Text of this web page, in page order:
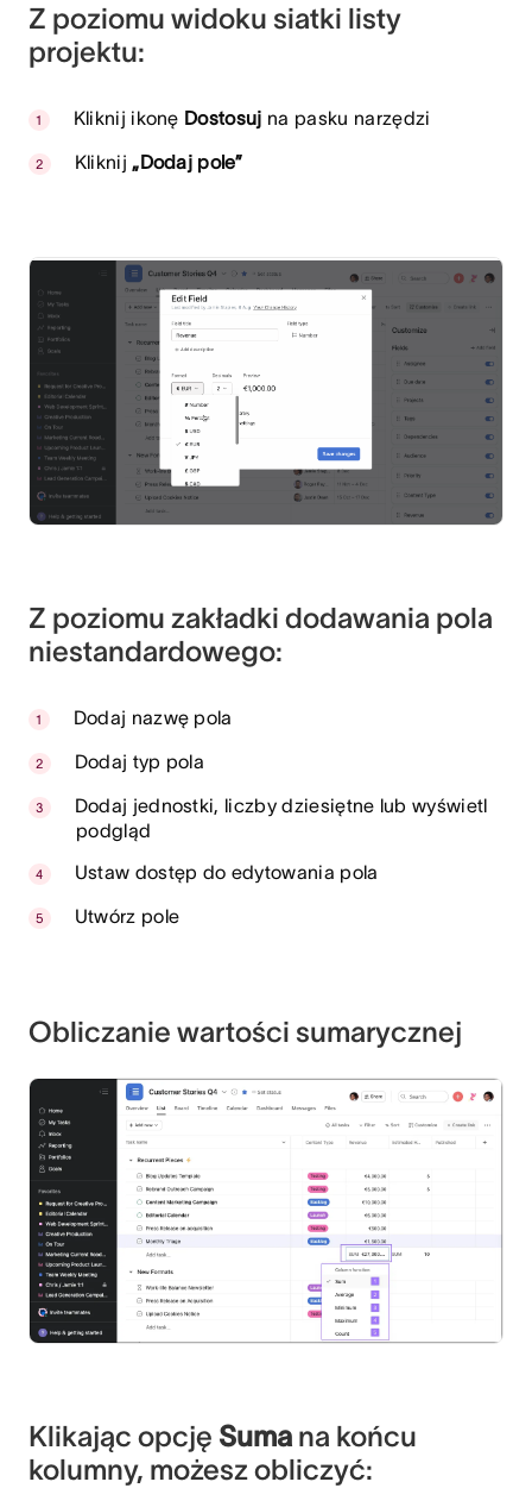
Z poziomu widoku siatki listy
projektu:
Kliknij ikonę Dostosuj na pasku narzędzi
Kliknij „Dodaj pole”
Z poziomu zakładki dodawania pola
niestandardowego:
Dodaj nazwę pola
Dodaj typ pola
Dodaj jednostki, liczby dziesiętne lub wyświetl
podgląd
Ustaw dostęp do edytowania pola
Utwórz pole
Obliczanie wartości sumarycznej
Klikając opcję Suma na końcu
kolumny, możesz obliczyć: